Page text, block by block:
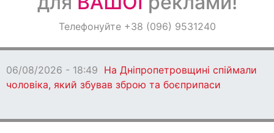
ОголошенняТелефонуйте +38 (096) 9531240
06/08/2026 - 18:49 На Дніпропетровщині спіймали
чоловіка, який збував зброю та боєприпаси